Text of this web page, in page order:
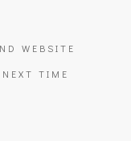
WEBSITE
TIME